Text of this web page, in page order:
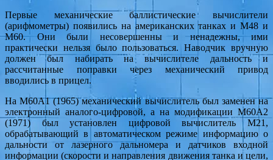
Первые механические баллистические вычислители
(арифмометры) появились на американских танках и М48 и
М60. Они были несовершенны и ненадежны, ими
практически нельзя было пользоваться. Наводчик вручную
должен был набирать на вычислителе дальность и
рассчитанные поправки через механический привод
вводились в прицел.
На М60А1 (1965) механический вычислитель был заменен на
электронный аналого-цифровой, а на модификации М60А2
(1971) был установлен цифровой вычислитель М21,
обрабатывающий в автоматическом режиме информацию о
дальности от лазерного дальномера и датчиков входной
информации (скорости и направления движения танка и цели,